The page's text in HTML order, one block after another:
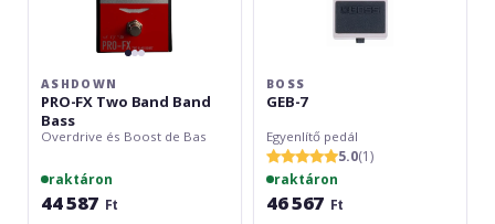
ASHDOWN
PRO-FX Two Band Band
Bass
Overdrive és Boost de Bas
raktáron
44 587 Ft
BOSS
GEB-7
Egyenlítő pedál
5.0(1)
raktáron
46 567 Ft